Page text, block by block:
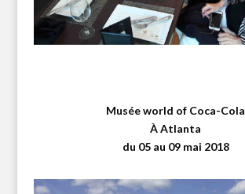
Musée world of Coca-Cola
À Atlanta
du 05 au 09 mai 2018